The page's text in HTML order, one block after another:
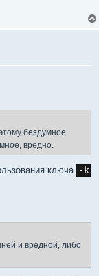
бездумное
вредно.
ключа -k
и вредной, либо